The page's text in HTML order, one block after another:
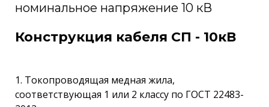
номинальное напряжение 10 кВ
Конструкция кабеля СП - 10кВ
1. Токопроводящая медная жила,
соответствующая 1 или 2 классу по ГОСТ 22483-